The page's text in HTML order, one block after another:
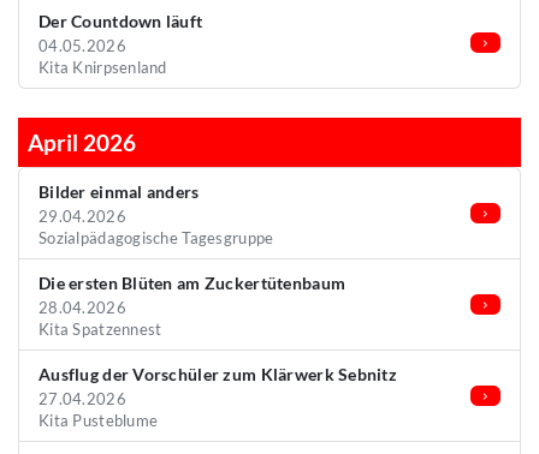
Der Countdown läuft
04.05.2026
Kita Knirpsenland
April 2026
Bilder einmal anders
29.04.2026
Sozialpädagogische Tagesgruppe
Die ersten Blüten am Zuckertütenbaum
28.04.2026
Kita Spatzennest
Ausflug der Vorschüler zum Klärwerk Sebnitz
27.04.2026
Kita Pusteblume